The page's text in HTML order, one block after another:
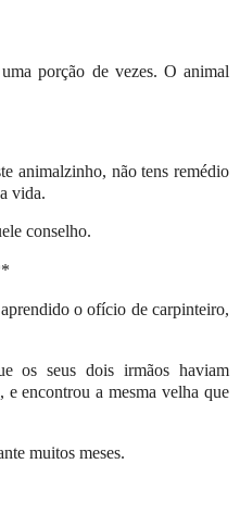
porção de vezes. O animal
animalzinho, não tens remédio
vida.
conselho.
o ofício de carpinteiro,
os seus dois irmãos haviam
encontrou a mesma velha que
muitos meses.